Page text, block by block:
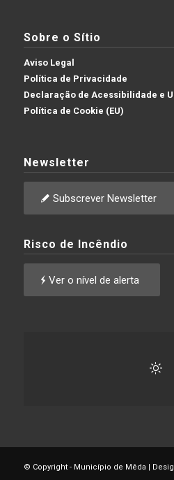
Sobre o Sítio
Aviso Legal
Política de Privacidade
Declaração de Acessibilidade e
Política de Cookie (EU)
Newsletter
Subscrever Newsletter
Risco de Incêndio
Ver o nível de alerta
© Copyright - Município de Mêda |